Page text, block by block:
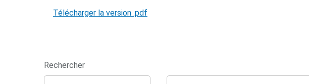
Télécharger la version .pdf
Rechercher